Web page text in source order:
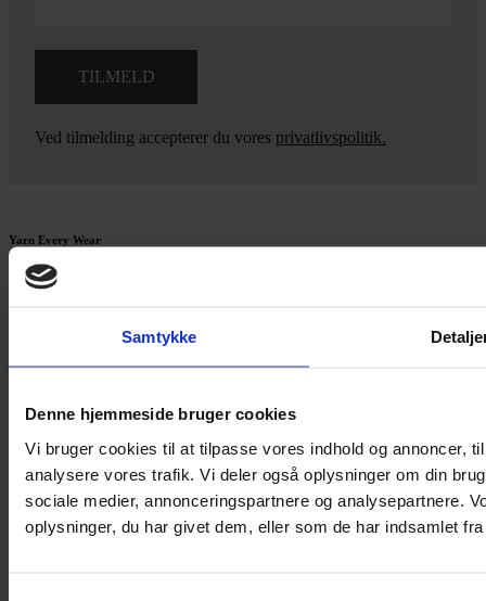
Samtykke
Denne hjemmeside bruger cookies
Vi bruger cookies til at tilpasse vores indhold og annoncer,
analysere vores trafik. Vi deler også oplysninger om din
sociale medier, annonceringspartnere og analysepartnere.
oplysninger, du har givet dem, eller som de har indsamlet
Ved tilmelding accepterer du vores privatlivspolitik.
Yarn Every Wear
eller kom forbi butikken på Vestergade 12 i Tønder. Så hjælper
60 51 96 50
CVR 43041649
Facebook-f
Instagram
SERVICES